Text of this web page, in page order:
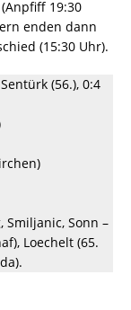
19:30
enden dann
(15:30 Uhr).
(56.), 0:4
Smiljanic, Sonn –
Loechelt (65.